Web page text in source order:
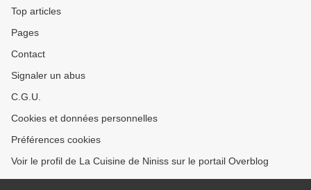
Top articles
Pages
Contact
Signaler un abus
C.G.U.
Cookies et données personnelles
Préférences cookies
Voir le profil de La Cuisine de Niniss sur le portail Overblog